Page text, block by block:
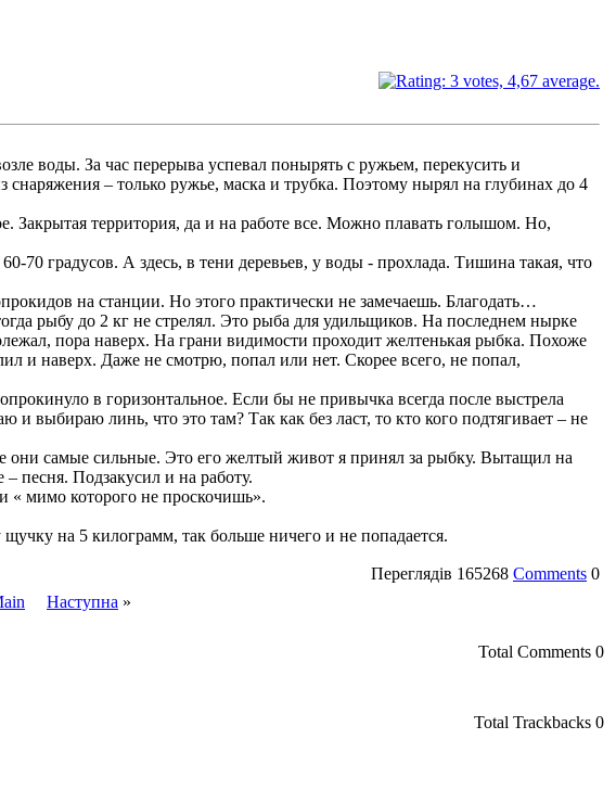
воды. За час перерыва успевал понырять с ружьем, перекусить и
– только ружье, маска и трубка. Поэтому нырял на глубинах до 4
Закрытая территория, да и на работе все. Можно плавать голышом. Но,
70 градусов. А здесь, в тени деревьев, у воды - прохлада. Тишина такая, что
на станции. Но этого практически не замечаешь. Благодать…
рыбу до 2 кг не стрелял. Это рыба для удильщиков. На последнем нырке
пора наверх. На грани видимости проходит желтенькая рыбка. Похоже
и наверх. Даже не смотрю, попал или нет. Скорее всего, не попал,
в горизонтальное. Если бы не привычка всегда после выстрела
выбираю линь, что это там? Так как без ласт, то кто кого подтягивает – не
они самые сильные. Это его желтый живот я принял за рыбку. Вытащил на
песня. Подзакусил и на работу.
« мимо которого не проскочишь».
на 5 килограмм, так больше ничего и не попадается.
Переглядів 165268 Comments 0
Наступна »
Total Comments 0
Total Trackbacks 0